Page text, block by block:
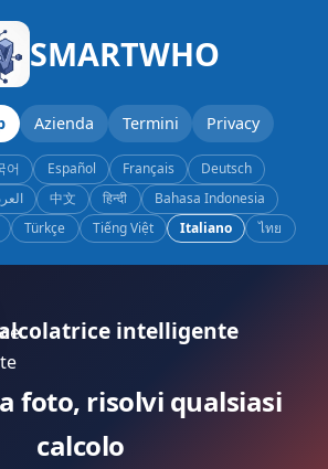
SMARTWHO
Azienda Termini Privacy
어 Español Français
Deutsch
中文 हिन्दी
Bahasa Indonesia
Türkçe Tiếng Việt Italiano ไทย
intelligente
foto, risolvi qualsiasi
calcolo